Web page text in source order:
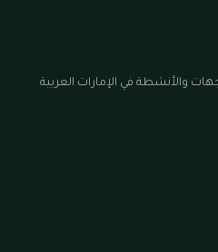
والأنشطة في الإمارات العربية